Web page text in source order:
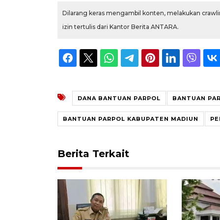
Dilarang keras mengambil konten, melakukan
izin tertulis dari Kantor Berita ANTARA.
DANA BANTUAN PARPOL BANTUAN
BANTUAN PARPOL KABUPATEN MADIUN
Berita Terkait